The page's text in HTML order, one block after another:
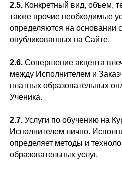
2.5. Конкретный вид, объем,
также прочие необходимые
определяются на основании
опубликованных на Сайте.
2.6. Совершение акцепта
между Исполнителем и
платных образовательных
Ученика.
2.7. Услуги по обучению на
Исполнителем лично.
определяет методы и
образовательных услуг.